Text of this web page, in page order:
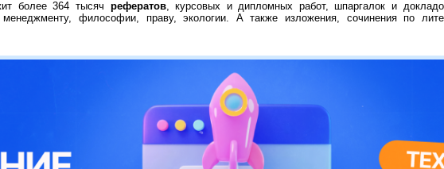
более 364 тысяч рефератов, курсовых и дипломных работ, шпаргалок и
менеджменту, философии, праву, экологии. А также изложения, сочинения по